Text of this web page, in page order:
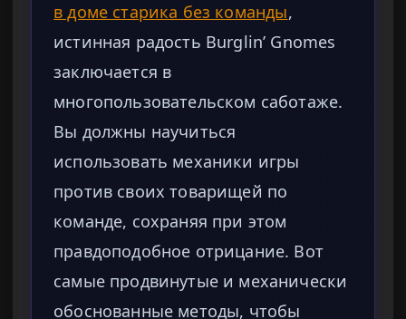
в доме старика без команды,
истинная радость Burglin’ Gnomes
заключается в
многопользовательском саботаже.
Вы должны научиться
использовать механики игры
против своих товарищей по
команде, сохраняя при этом
правдоподобное отрицание. Вот
самые продвинутые и механически
обоснованные методы, чтобы